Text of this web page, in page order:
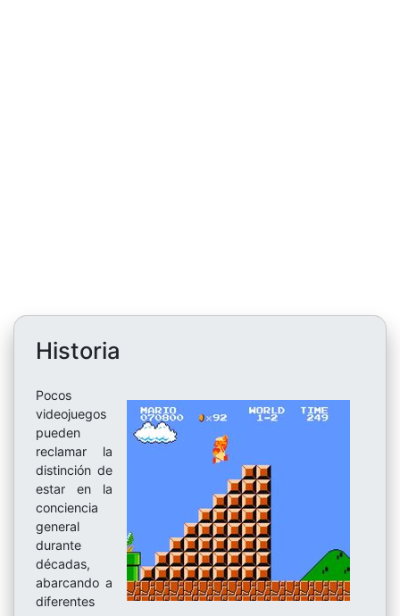
Historia
Pocos
videojuegos
pueden
reclamar la
distinción de
estar en la
conciencia
general
durante
décadas,
abarcando a
diferentes